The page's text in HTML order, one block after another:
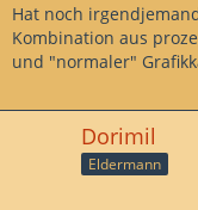
Hat noch
Kombination aus
und "normaler"
Dorimil
Eldermann